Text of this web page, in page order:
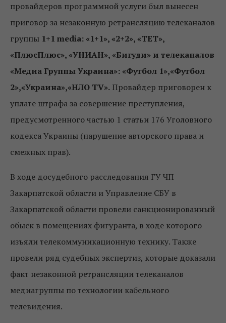
провайдеров программной услуги был вынесен
приговор за незаконную ретрансляцию телеканалов
группы 1+1 media: «1+1», «2+2», «ТЕТ»,
«ПлюсПлюс», «УНИАН», «Бигуди» и телеканалов
«Медиа Группы Украина»: «Футбол 1»,«Футбол
2»,«Украина»,«НЛО TV». Провайдер приговорен к
уплате штрафа за совершение преступления,
предусмотренного частью 1 статьи 176 Уголовного
кодекса Украины (нарушение авторского права и
смежных прав).
В ходе досудебного расследования ГУ ЧП
Закарпатской области и Управление СБУ в
Закарпатской области провели санкционированный
обыск в помещениях фигуранта, в ходе которого
изъяли телекоммуникационную технику. Также
провели ряд судебных экспертиз, которые доказали
факт незаконной ретрансляции телеканалов
медиагруппы по технологии кабельного
телевидения.